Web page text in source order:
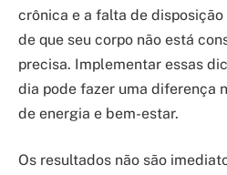
crônica e a falta de
de que seu corpo não está
precisa. Implementar essas
dia pode fazer uma diferença
de energia e bem-estar.
Os resultados não são